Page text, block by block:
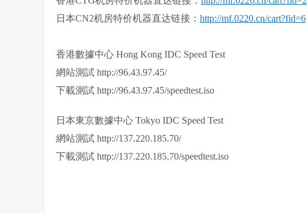
日本CN2机房特价机器直达链接： http://mf.0220.cn/cart?fid=6
香港數據中心 Hong Kong IDC Speed Test
網站測試 http://96.43.97.45/
下載測試 http://96.43.97.45/speedtest.iso
日本東京數據中心 Tokyo IDC Speed Test
網站測試 http://137.220.185.70/
下載測試 http://137.220.185.70/speedtest.iso